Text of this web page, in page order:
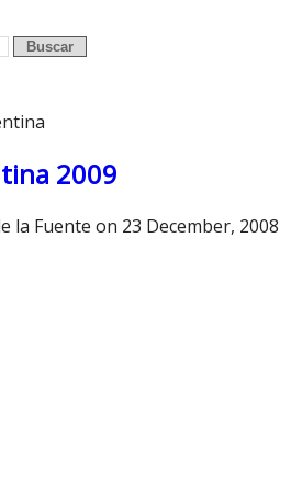
2009
la Fuente on 23 December, 2008